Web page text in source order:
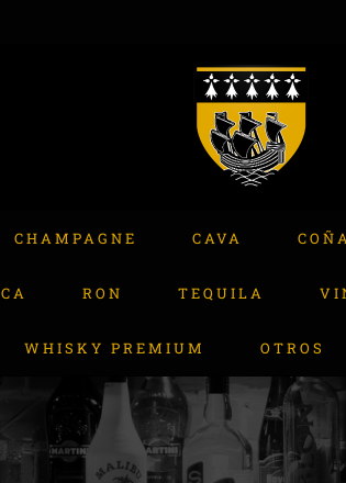
CHAMPAGNE CAVA
RON TEQUILA
WHISKY PREMIUM OTROS